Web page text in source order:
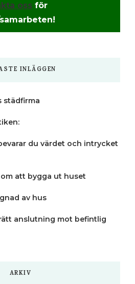
oss för
INLÄGGEN
städfirma
du värdet och intrycket
om att bygga ut huset
av hus
anslutning mot befintlig
ARKIV